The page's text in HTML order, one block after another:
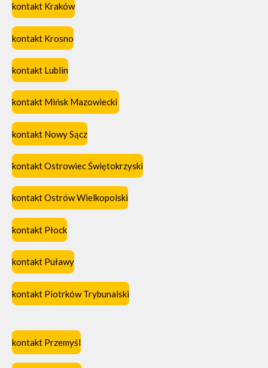
kontakt Kraków
kontakt Krosno
kontakt Lublin
kontakt Mińsk Mazowiecki
kontakt Nowy Sącz
kontakt Ostrowiec Świętokrzyski
kontakt Ostrów Wielkopolski
kontakt Płock
kontakt Puławy
kontakt Piotrków Trybunalski
kontakt Przemyśl